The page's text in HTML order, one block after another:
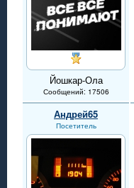
Йошкар-Ола
Сообщений: 17506
Андрей65
Посетитель